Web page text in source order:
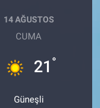
14 AĞUSTOS
CUMA
21 °
Güneşli